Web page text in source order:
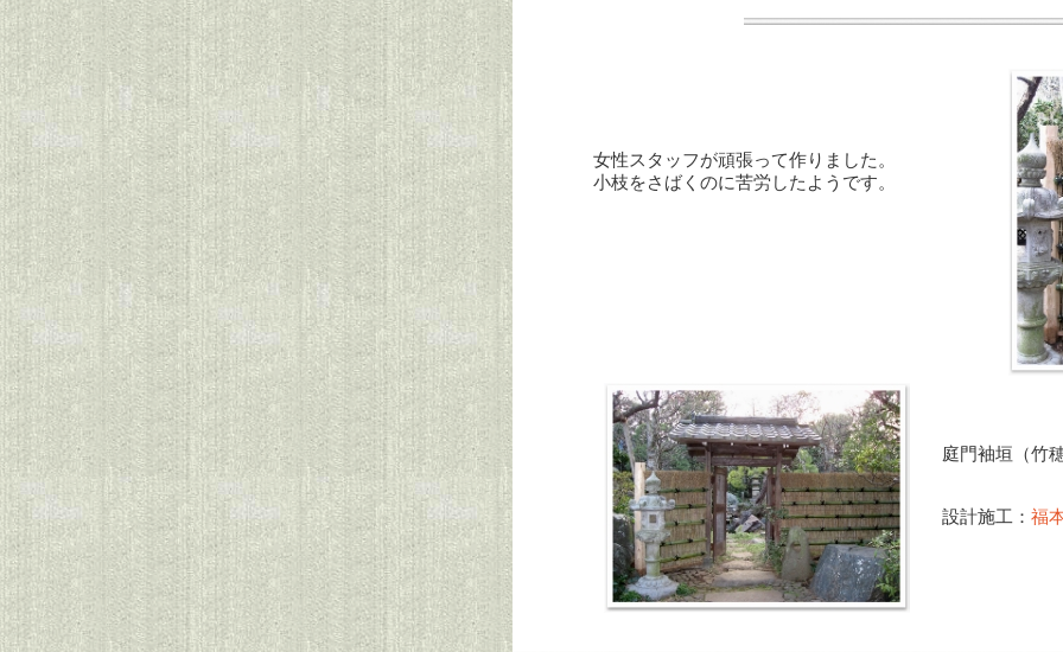
女性スタッフが頑張って作りました。
小枝をさばくのに苦労したようです。
庭門袖垣（竹
設計施工： 福